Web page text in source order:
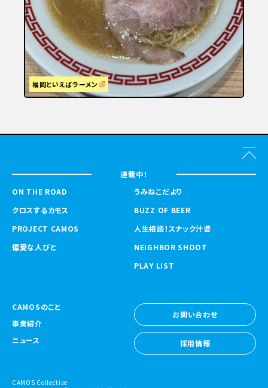
福岡といえばラーメン
連載中！
ON THE ROAD
クロスするカモス
PROJECT CAMOS
偏愛な人びと
うみねこだより
BUZZ OF BEER
人生相談！スナック汁婆
NEIGHBOR SHOOT
PLAY LIST
CAMOSのこと
事業紹介
ニュース
お問い合わせ
お問い合わせ
採用情報
CAMOS Collective